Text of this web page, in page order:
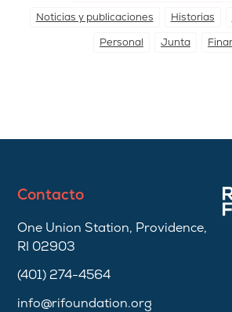
Noticias y publicaciones
Historias
Personal
Junta
Contacto
One Union Station, Providence,
RI 02903
(401) 274-4564
info@rifoundation.org